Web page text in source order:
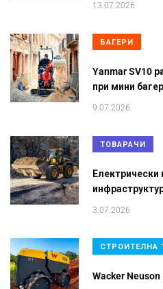
13.07.2026
БАГЕРИ
Yanmar SV10
при мини
9.07.2026
ТОВАРАЧИ
Електрически
3.07.2026
СТРОИТЕЛНА
Wacker